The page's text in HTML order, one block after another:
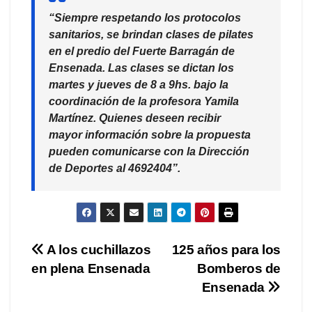
“Siempre respetando los protocolos
sanitarios, se brindan clases de pilates
en el predio del Fuerte Barragán de
Ensenada. Las clases se dictan los
martes y jueves de 8 a 9hs. bajo la
coordinación de la profesora Yamila
Martínez. Quienes deseen recibir
mayor información sobre la propuesta
pueden comunicarse con la Dirección
de Deportes al 4692404”.
Navegación
de
125 años para los
Bomberos de
Ensenada
A los cuchillazos
en plena Ensenada